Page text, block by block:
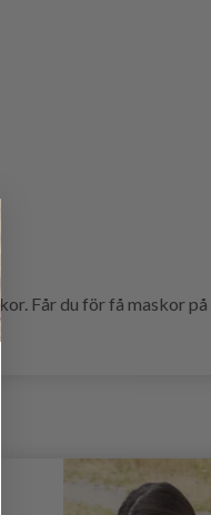
Får du för få maskor